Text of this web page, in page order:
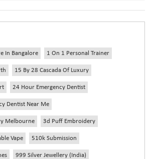
In Bangalore 1 On 1 Personal Trainer
15 By 28 Cascada Of Luxury
24 Hour Emergency Dentist
Dentist Near Me
Melbourne 3d Puff Embroidery
Vape 510k Submission
999 Silver Jewellery (India)